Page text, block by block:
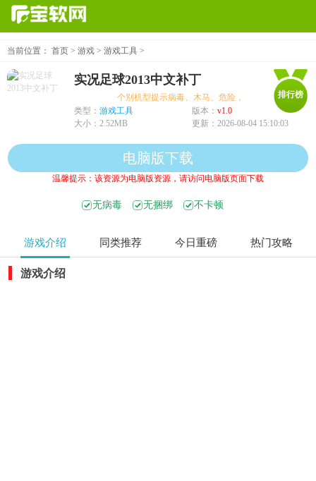
当前位置： 首页 > 游戏 > 游戏工具 >
排行榜
实况足球2013中文补丁
个别机型提示病毒、木马、危险，均为误报可放心下载
类型： 游戏工具 版本： v1.0
大小： 2.52MB 更新： 2026-08-04 15:10:03
电脑版下载
温馨提示：该资源为电脑版资源，请访问电脑版页面下载
无病毒 无捆绑 不卡顿
游戏介绍 同类推荐 今日重磅 热门攻略
游戏介绍